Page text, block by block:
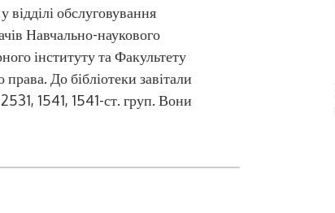
відділі обслуговування
Навчально-наукового
інституту та Факультету
права. До бібліотеки завітали
1541, 1541-ст. груп. Вони